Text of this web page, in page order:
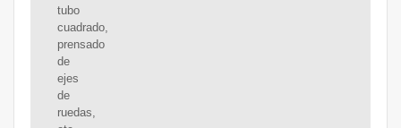
tubo
cuadrado,
prensado
de
ejes
de
ruedas,